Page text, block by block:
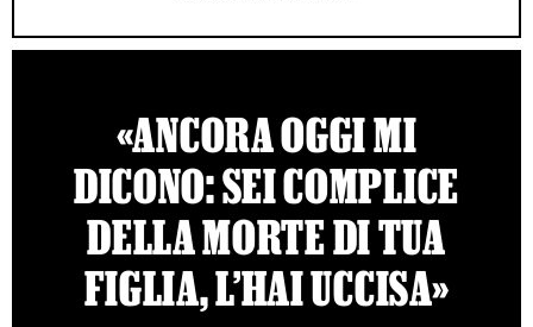
«ANCORA OGGI MI
DICONO: SEI COMPLICE
DELLA MORTE DI TUA
FIGLIA, L’HAI UCCISA»